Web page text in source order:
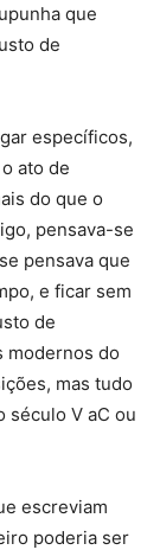
que
de
específicos,
ato de
do que o
pensava-se
pensava que
e ficar sem
de
modernos do
mas tudo
século V aC ou
escreviam
poderia ser